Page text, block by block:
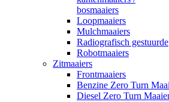
bosmaaiers
Loopmaaiers
Mulchmaaiers
Radiografisch gestuurde
Robotmaaiers
Zitmaaiers
Frontmaaiers
Benzine Zero Turn
Diesel Zero Turn